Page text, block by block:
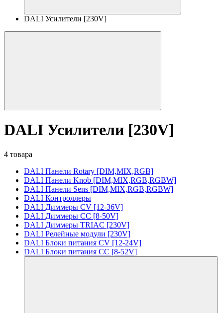
DALI Усилители [230V]
DALI Усилители [230V]
4 товара
DALI Панели Rotary [DIM,MIX,RGB]
DALI Панели Knob [DIM,MIX,RGB,RGBW]
DALI Панели Sens [DIM,MIX,RGB,RGBW]
DALI Контроллеры
DALI Диммеры CV [12-36V]
DALI Диммеры CC [8-50V]
DALI Диммеры TRIAC [230V]
DALI Релейные модули [230V]
DALI Блоки питания CV [12-24V]
DALI Блоки питания CC [8-52V]